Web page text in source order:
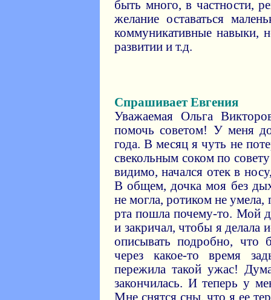
быть много, в частности,
желание оставаться
коммуникативные навыки,
развитии и т.д.
Спрашивает Евгения
Уважаемая Ольга
помочь советом! У меня
года. В месяц я чуть не
свекольным соком по
видимо, начался отек в
В общем, дочка моя без
не могла, ротиком не умела,
рта пошла почему-то. Мой
и закричал, чтобы я делала
описывать подробно,
через какое-то время
пережила такой ужас!
закончилась. И теперь у
Мне снятся сны, что я ее